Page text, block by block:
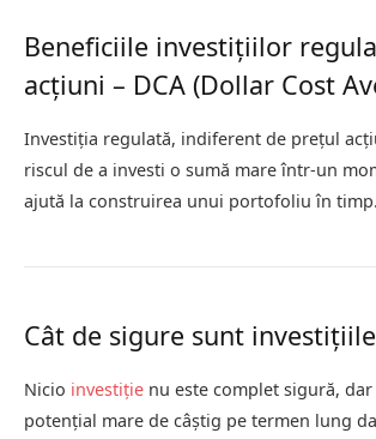
Beneficiile investițiilor
acțiuni – DCA (Dollar Cost
Investiția regulată, indiferent de prețul
riscul de a investi o sumă mare într-un
ajută la construirea unui portofoliu în timp.
Cât de sigure sunt
Nicio investiție nu este complet sigură,
potențial mare de câștig pe termen lung